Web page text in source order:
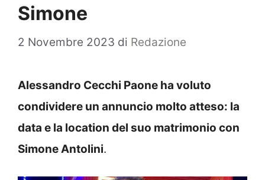
Simone
2 Novembre 2023 di Redazione
Alessandro Cecchi Paone ha voluto
condividere un annuncio molto atteso: la
data e la location del suo matrimonio con
Simone Antolini.